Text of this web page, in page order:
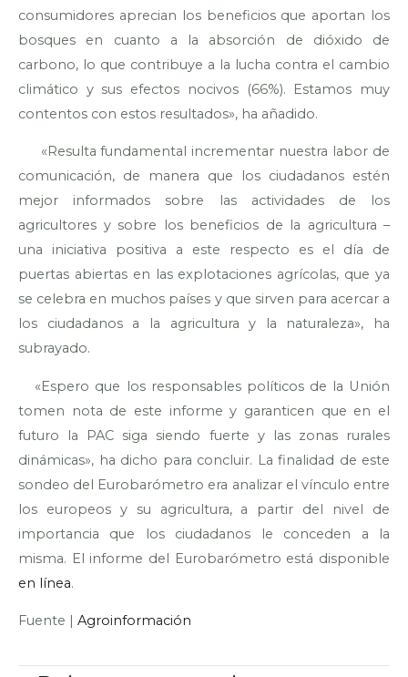
consumidores aprecian los beneficios que aportan los
bosques en cuanto a la absorción de dióxido de
carbono, lo que contribuye a la lucha contra el cambio
climático y sus efectos nocivos (66%). Estamos muy
contentos con estos resultados», ha añadido.
«Resulta fundamental incrementar nuestra labor de
comunicación, de manera que los ciudadanos estén
mejor informados sobre las actividades de los
agricultores y sobre los beneficios de la agricultura –
una iniciativa positiva a este respecto es el día de
puertas abiertas en las explotaciones agrícolas, que ya
se celebra en muchos países y que sirven para acercar a
los ciudadanos a la agricultura y la naturaleza», ha
subrayado.
«Espero que los responsables políticos de la Unión
tomen nota de este informe y garanticen que en el
futuro la PAC siga siendo fuerte y las zonas rurales
dinámicas», ha dicho para concluir. La finalidad de este
sondeo del Eurobarómetro era analizar el vínculo entre
los europeos y su agricultura, a partir del nivel de
importancia que los ciudadanos le conceden a la
misma. El informe del Eurobarómetro está disponible
en línea.
Fuente | Agroinformación